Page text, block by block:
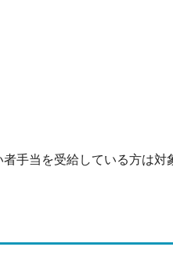
手当を受給している方は